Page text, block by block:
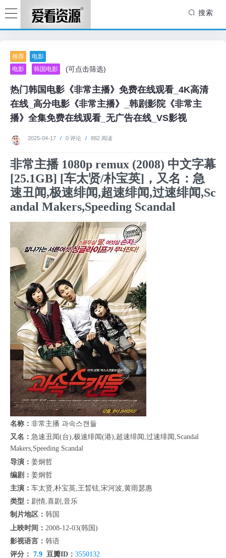
搜索
推荐
电影
电影
韩国电影 (可点击筛选)
热门韩国电影《非常主播》免费在线观看_4K高清
在线_高分电影《非常主播》_韩剧影院《非常主
播》全集免费在线观看_无广告在线_VS影视
2025-04-17 / 0 评论 / 882 阅读
非常主播 1080p remux (2008) 中文字幕
[25.1GB] [车太贤/朴宝英]，又名：急
速丑闻,极速绯闻,超速绯闻,过速绯闻,Sc
andal Makers,Speeding Scandal
名称： 非常主播 과속스캔들
又名： 急速丑闻(台),极速绯闻(港),超速绯闻,过速绯闻,Scandal
Makers,Speeding Scandal
导演： 姜炯哲
编剧： 姜炯哲
主演： 车太贤,朴宝英,王晳铉,宋河波,黄雨瑟惠
类型： 剧情,喜剧,音乐
制片地区： 韩国
上映时间： 2008-12-03(韩国)
影视语言： 韩语
评分： 7.9 豆瓣ID： 3550132